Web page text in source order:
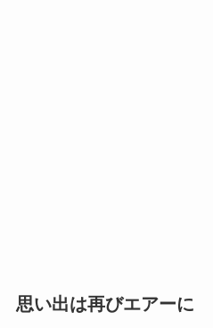
思い出は再びエアーに